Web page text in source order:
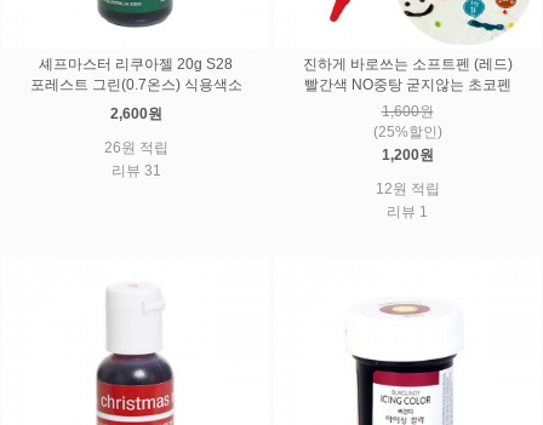
셰프마스터 리쿠아젤 20g S28
포레스트 그린(0.7온스) 식용색소
2,600원
26원 적립
리뷰 31
진하게 바로쓰는 소프트펜 (레드)
빨간색 NO중탕 굳지않는 초코펜
1,600원
(25%할인)
1,200원
12원 적립
리뷰 1